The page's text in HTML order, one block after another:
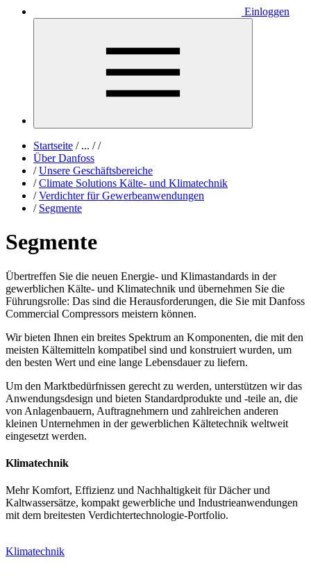
Einloggen
Startseite /... / /
Über Danfoss
/ Unsere Geschäftsbereiche
/ Climate Solutions Kälte- und Klimatechnik
/ Verdichter für Gewerbeanwendungen
/ Segmente
Segmente
Übertreffen Sie die neuen Energie- und Klimastandards in der
gewerblichen Kälte- und Klimatechnik und übernehmen Sie die
Führungsrolle: Das sind die Herausforderungen, die Sie mit Danfoss
Commercial Compressors meistern können.
Wir bieten Ihnen ein breites Spektrum an Komponenten, die mit den
meisten Kältemitteln kompatibel sind und konstruiert wurden, um
den besten Wert und eine lange Lebensdauer zu liefern.
Um den Marktbedürfnissen gerecht zu werden, unterstützen wir das
Anwendungsdesign und bieten Standardprodukte und -teile an, die
von Anlagenbauern, Auftragnehmern und zahlreichen anderen
kleinen Unternehmen in der gewerblichen Kältetechnik weltweit
eingesetzt werden.
Klimatechnik
Mehr Komfort, Effizienz und Nachhaltigkeit für Dächer und
Kaltwassersätze, kompakt gewerbliche und Industrieanwendungen
mit dem breitesten Verdichtertechnologie-Portfolio.
Klimatechnik